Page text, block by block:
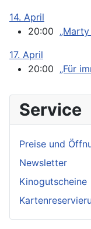
14. April
20:00
17. April
20:00 „Für
Service
Preise und
Newsletter
Kinogutscheine